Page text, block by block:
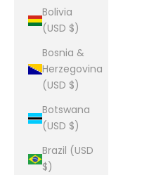
Bolivia
(USD $)
Bosnia &
Herzegovina
(USD $)
Botswana
(USD $)
Brazil (USD
$)